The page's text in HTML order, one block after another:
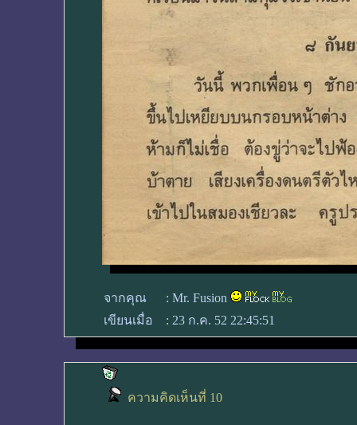
จากคุณ : Mr. Fusion
เขียนเมื่อ
: 23 ก.ค. 52 22:45:51
ความคิดเห็นที่ 10